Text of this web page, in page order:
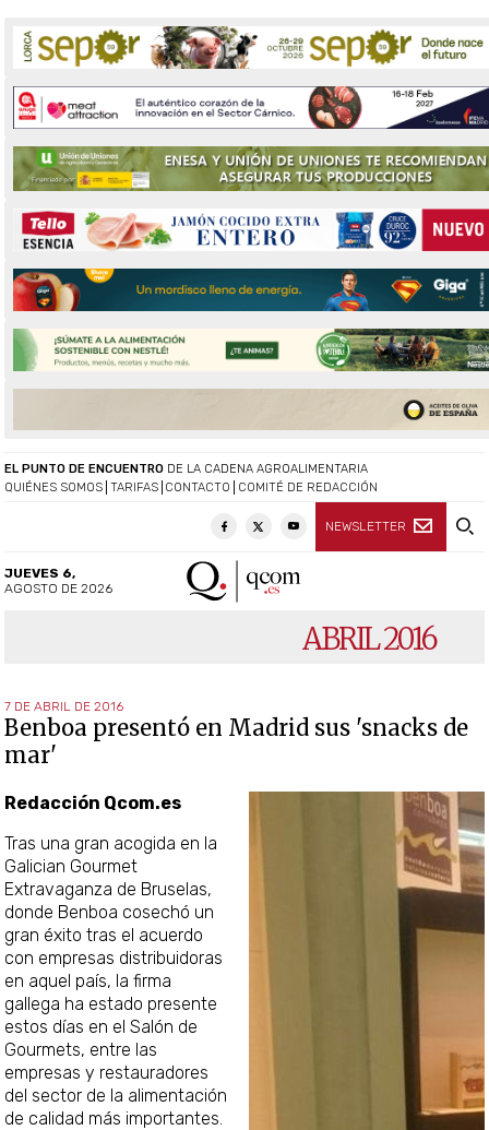
QUIÉNES SOMOS TARIFAS CONTACTO COMITÉ DE REDACCIÓN
NEWSLETTER
EL PUNTO DE ENCUENTRO DE LA CADENA AGROALIMENTARIA
JUEVES 6,
AGOSTO DE 2026
ABRIL 2016
7 DE ABRIL DE 2016
Benboa presentó en Madrid sus 'snacks de
mar'
Redacción Qcom.es
Tras una gran acogida en la
Galician Gourmet
Extravaganza de Bruselas,
donde Benboa cosechó un
gran éxito tras el acuerdo
con empresas distribuidoras
en aquel país, la firma
gallega ha estado presente
estos días en el Salón de
Gourmets, entre las
empresas y restauradores
del sector de la alimentación
de calidad más importantes.